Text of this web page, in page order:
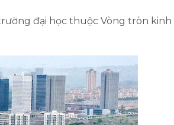
đại học thuộc Vòng tròn kinh